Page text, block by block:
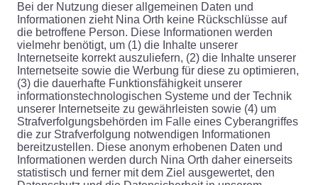
Bei der Nutzung dieser allgemeinen Daten und
Informationen zieht Nina Orth keine Rückschlüsse auf
die betroffene Person. Diese Informationen werden
vielmehr benötigt, um (1) die Inhalte unserer
Internetseite korrekt auszuliefern, (2) die Inhalte unserer
Internetseite sowie die Werbung für diese zu optimieren,
(3) die dauerhafte Funktionsfähigkeit unserer
informationstechnologischen Systeme und der Technik
unserer Internetseite zu gewährleisten sowie (4) um
Strafverfolgungsbehörden im Falle eines Cyberangriffes
die zur Strafverfolgung notwendigen Informationen
bereitzustellen. Diese anonym erhobenen Daten und
Informationen werden durch Nina Orth daher einerseits
statistisch und ferner mit dem Ziel ausgewertet, den